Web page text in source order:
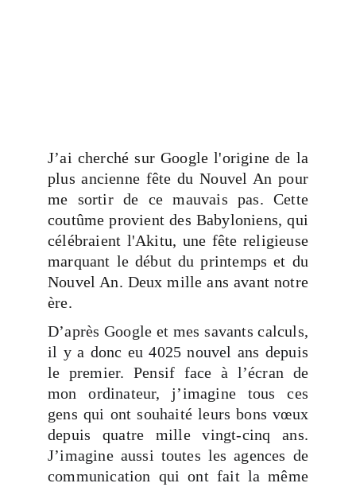
J’ai cherché sur Google l'origine de la
plus ancienne fête du Nouvel An pour
me sortir de ce mauvais pas. Cette
coutûme provient des Babyloniens, qui
célébraient l'Akitu, une fête religieuse
marquant le début du printemps et du
Nouvel An. Deux mille ans avant notre
ère.
D’après Google et mes savants calculs,
il y a donc eu 4025 nouvel ans depuis
le premier. Pensif face à l’écran de
mon ordinateur, j’imagine tous ces
gens qui ont souhaité leurs bons vœux
depuis quatre mille vingt-cinq ans.
J’imagine aussi toutes les agences de
communication qui ont fait la même